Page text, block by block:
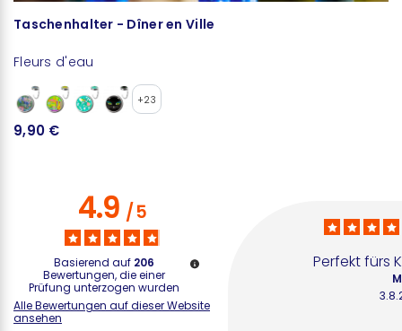
Taschenhalter - Dîner en Ville
Fleurs d'eau
+23
9,90 €
4.9/5
Basierend auf 206
Bewertungen, die einer
Prüfung unterzogen wurden
Alle Bewertungen auf dieser Website
ansehen
Perfekt fürs